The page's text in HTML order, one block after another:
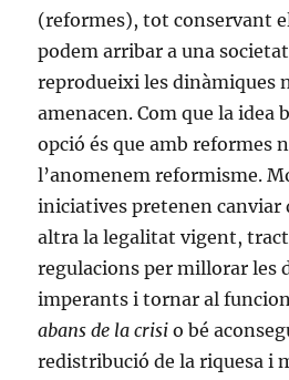
(reformes), tot conservant
podem arribar a una
reprodueixi les dinàmiques
amenacen. Com que la idea
opció és que amb reformes
l’anomenem reformisme.
iniciatives pretenen canviar
altra la legalitat vigent,
regulacions per millorar les
imperants i tornar al
abans de la crisi o bé
redistribució de la riquesa i